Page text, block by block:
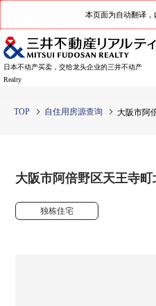
本页面为自动翻译，
日本不动产买卖，交给龙头企业的三井不动产
Realty
TOP 自住用房源查询 大阪市阿
大阪市阿倍野区天王寺町
独栋住宅